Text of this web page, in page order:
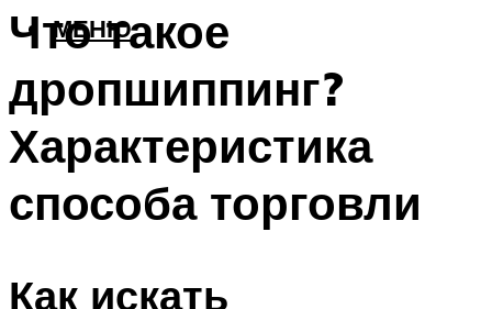
МЕНЮ
Что такое
дропшиппинг?
Характеристика
способа торговли
Как искать